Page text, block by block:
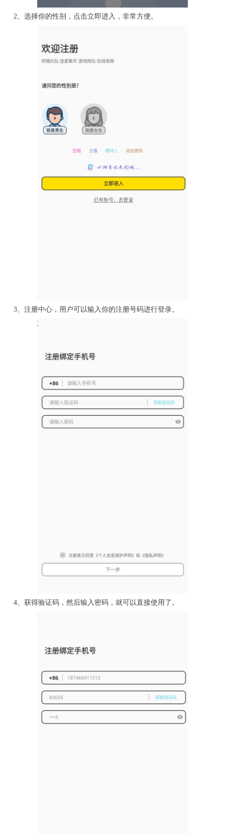
2、选择你的性别，点击立即进入，非常方便。
3、注册中心，用户可以输入你的注册号码进行登录。
4、获得验证码，然后输入密码，就可以直接使用了。